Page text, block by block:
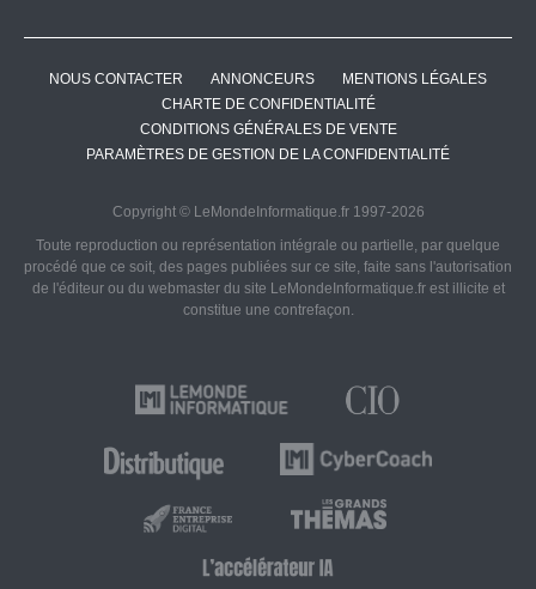
NOUS CONTACTER ANNONCEURS
MENTIONS LÉGALES
CHARTE DE CONFIDENTIALITÉ
CONDITIONS GÉNÉRALES DE VENTE
PARAMÈTRES DE GESTION DE LA CONFIDENTIALITÉ
Copyright © LeMondeInformatique.fr 1997-2026
Toute reproduction ou représentation intégrale ou partielle, par quelque
procédé que ce soit, des pages publiées sur ce site, faite sans l'autorisation
de l'éditeur ou du webmaster du site LeMondeInformatique.fr est illicite et
constitue une contrefaçon.